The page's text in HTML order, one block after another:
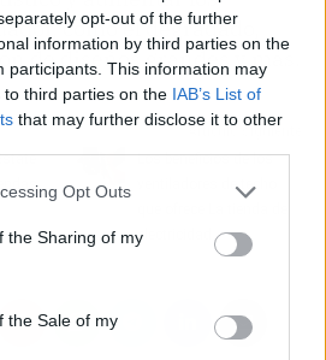
opt-out of the further
information by third parties on the
participants. This information may
third parties on the IAB’s List of
that may further disclose it to other
Opt Outs
the Sharing of my
the Sale of my
como el degradado,
de diseños grandes y más.
Artículo siguiente
Los beneficios de los
ventiladores de techo
electricidad